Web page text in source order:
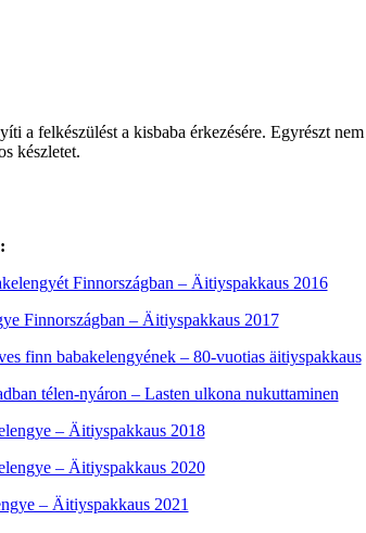
a felkészülést a kisbaba érkezésére. Egyrészt
készletet.
Finnországban – Äitiyspakkaus 2016
Finnországban – Äitiyspakkaus 2017
finn babakelengyének ‒ 80-vuotias äitiyspakkaus
télen-nyáron – Lasten ulkona nukuttaminen
‒ Äitiyspakkaus 2018
‒ Äitiyspakkaus 2020
– Äitiyspakkaus 2021